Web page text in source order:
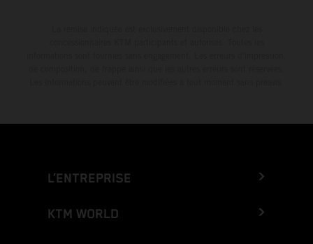
L’ENTREPRISE
KTM WORLD